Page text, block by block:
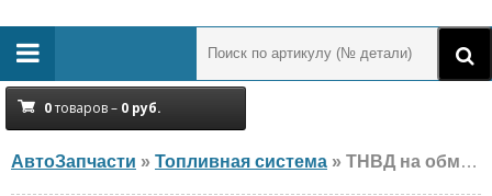
0товаров – 0 руб.
АвтоЗапчасти » Топливная система » ТНВД на обмен DENSO 20R-4782 294050-0521 Caterpillar, восстановленный